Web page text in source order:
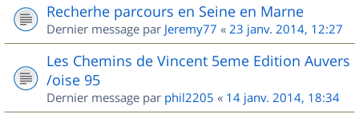
Recherhe parcours en Seine en Marne
Dernier message par Jeremy77 « 23 janv. 2014, 12:27
Les Chemins de Vincent 5eme Edition Auvers
/oise 95
Dernier message par phil2205 « 14 janv. 2014, 18:34